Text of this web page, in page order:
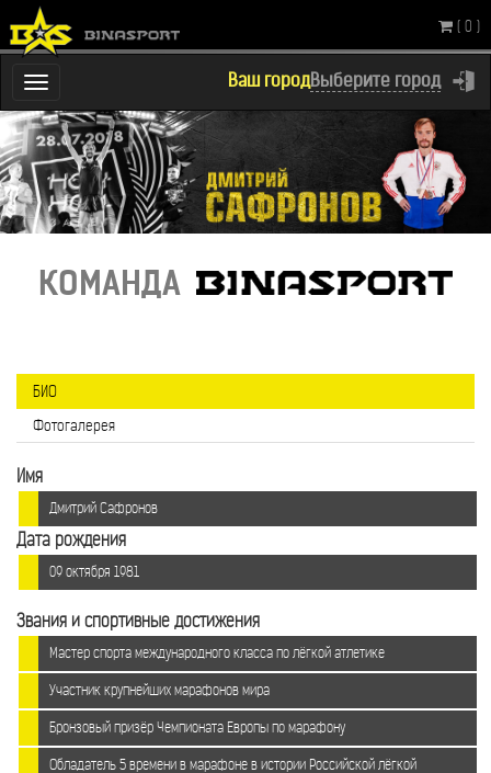
Ваш городВыберите город
( 0 )
Переключатель
навигации
КОМАНДА
БИО
Фотогалерея
Имя
Дмитрий Сафронов
Дата рождения
09 октября 1981
Звания и спортивные достижения
Мастер спорта международного класса по лёгкой атлетике
Участник крупнейших марафонов мира
Бронзовый призёр Чемпионата Европы по марафону
Обладатель 5 времени в марафоне в истории Российской лёгкой